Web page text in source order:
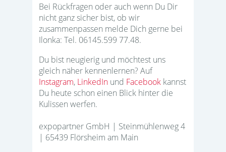
Bei Rückfragen oder auch wenn Du Dir
nicht ganz sicher bist, ob wir
zusammenpassen melde Dich gerne bei
Ilonka: Tel. 06145.599 77.48.
Du bist neugierig und möchtest uns
gleich näher kennenlernen? Auf
Instagram, LinkedIn und Facebook kannst
Du heute schon einen Blick hinter die
Kulissen werfen.
expopartner GmbH | Steinmühlenweg 4
| 65439 Flörsheim am Main